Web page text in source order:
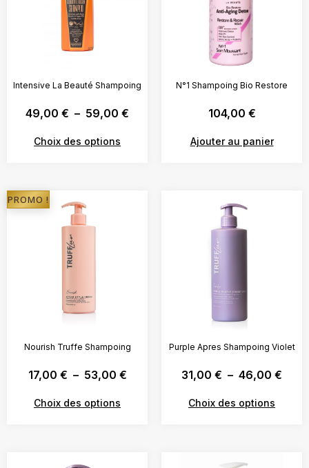
Intensive La Beauté Shampoing
49,00 € – 59,00 €
Choix des options
N°1 Shampoing Bio Restore
104,00 €
Ajouter au panier
PROMO !
Nourish Truffe Shampoing
17,00 € – 53,00 €
Choix des options
Purple Apres Shampoing Violet
31,00 € – 46,00 €
Choix des options